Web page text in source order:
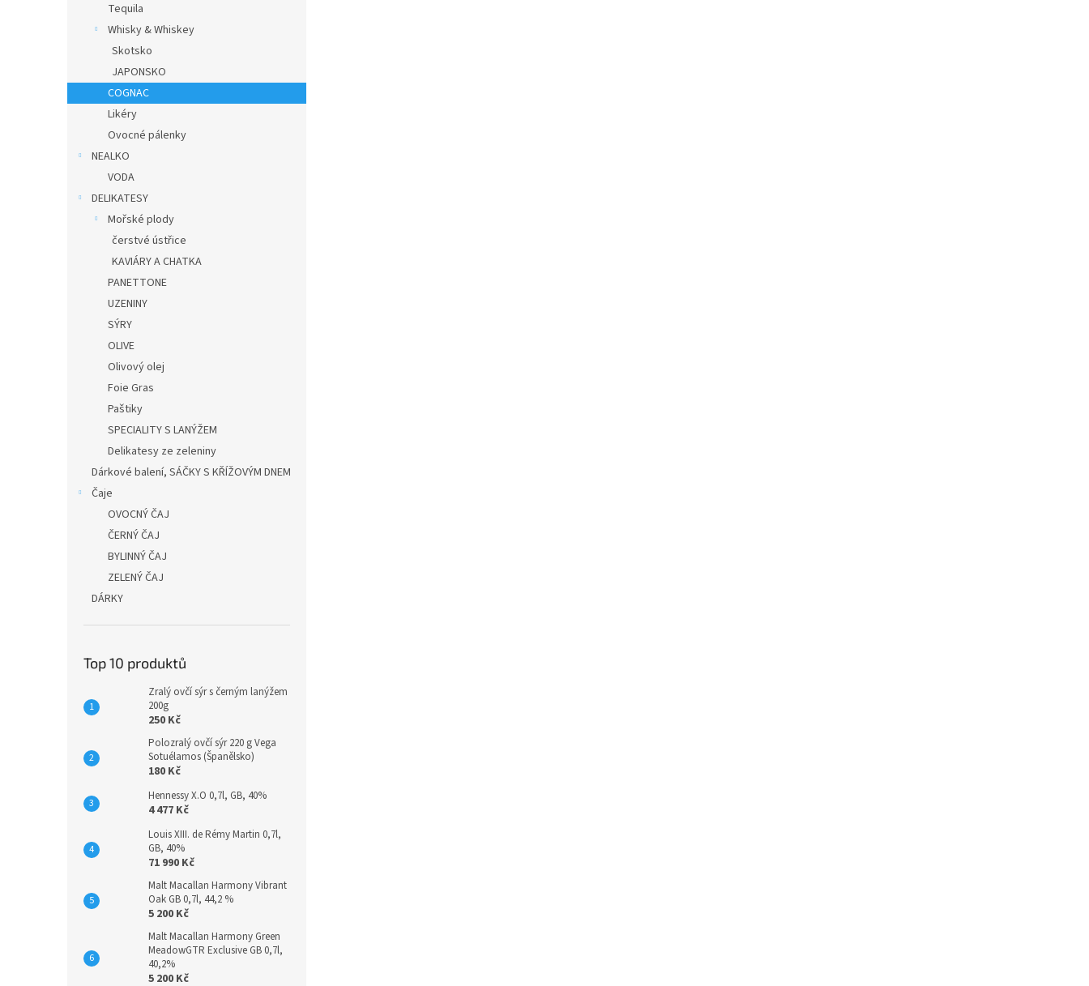
Tequila
Whisky & Whiskey
Skotsko
JAPONSKO
COGNAC
Likéry
Ovocné pálenky
NEALKO
VODA
DELIKATESY
Mořské plody
čerstvé ústřice
KAVIÁRY A CHATKA
PANETTONE
UZENINY
SÝRY
OLIVE
Olivový olej
Foie Gras
Paštiky
SPECIALITY S LANÝŽEM
Delikatesy ze zeleniny
Dárkové balení, SÁČKY S KŘÍŽOVÝM DNEM
Čaje
OVOCNÝ ČAJ
ČERNÝ ČAJ
BYLINNÝ ČAJ
ZELENÝ ČAJ
DÁRKY
Top 10 produktů
Zralý ovčí sýr s černým lanýžem
200g
250 Kč
Polozralý ovčí sýr 220 g Vega
Sotuélamos (Španělsko)
180 Kč
Hennessy X.O 0,7l, GB, 40%
4 477 Kč
Louis XIII. de Rémy Martin 0,7l,
GB, 40%
71 990 Kč
Malt Macallan Harmony Vibrant
Oak GB 0,7l, 44,2 %
5 200 Kč
Malt Macallan Harmony Green
MeadowGTR Exclusive GB 0,7l,
40,2%
5 200 Kč